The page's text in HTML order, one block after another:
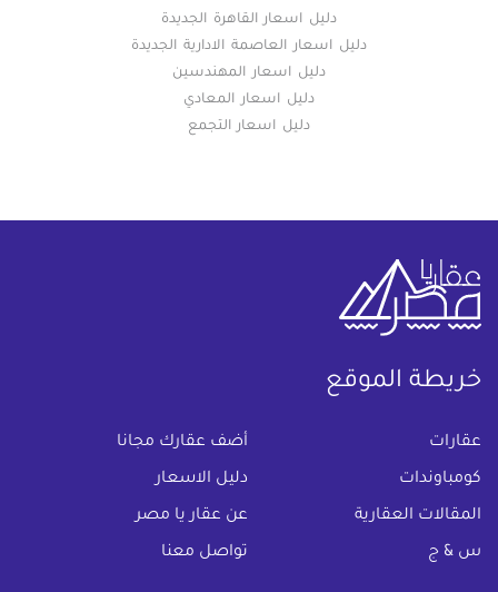
دليل اسعار القاهرة الجديدة
دليل اسعار العاصمة الادارية الجديدة
دليل اسعار المهندسين
دليل اسعار المعادي
دليل اسعار التجمع
خريطة الموقع
عقارات أضف عقارك مجانا
كومباوندات دليل الاسعار
المقالات العقارية عن عقار يا مصر
س & ج تواصل معنا